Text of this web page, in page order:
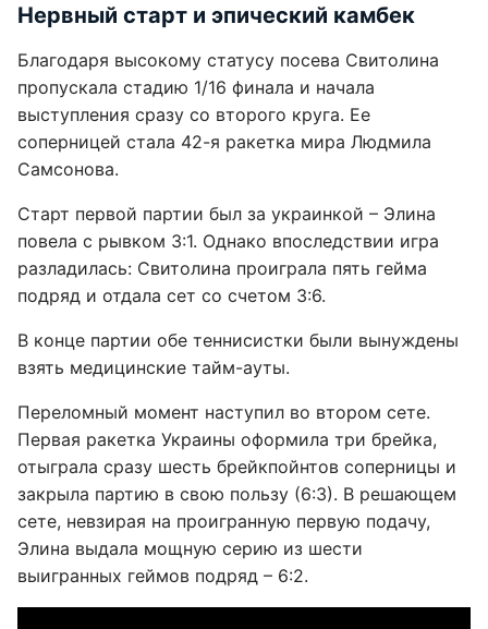
Нервный старт и эпический камбек
Благодаря высокому статусу посева Свитолина
пропускала стадию 1/16 финала и начала
выступления сразу со второго круга. Ее
соперницей стала 42-я ракетка мира Людмила
Самсонова.
Старт первой партии был за украинкой – Элина
повела с рывком 3:1. Однако впоследствии игра
разладилась: Свитолина проиграла пять гейма
подряд и отдала сет со счетом 3:6.
В конце партии обе теннисистки были вынуждены
взять медицинские тайм-ауты.
Переломный момент наступил во втором сете.
Первая ракетка Украины оформила три брейка,
отыграла сразу шесть брейкпойнтов соперницы и
закрыла партию в свою пользу (6:3). В решающем
сете, невзирая на проигранную первую подачу,
Элина выдала мощную серию из шести
выигранных геймов подряд – 6:2.